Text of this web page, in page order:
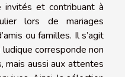
invités et contribuant à
lors de mariages
ou familles. Il s’agit
corresponde non
mais aussi aux attentes